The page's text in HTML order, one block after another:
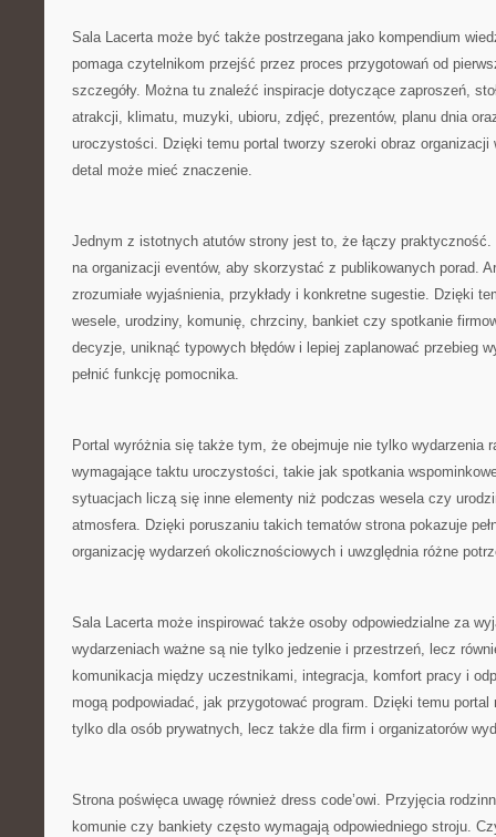
Sala Lacerta może być także postrzegana jako kompendium
pomaga czytelnikom przejść przez proces przygotowań od
szczegóły. Można tu znaleźć inspiracje dotyczące zaproszeń,
atrakcji, klimatu, muzyki, ubioru, zdjęć, prezentów, planu dnia
uroczystości. Dzięki temu portal tworzy szeroki obraz
detal może mieć znaczenie.
Jednym z istotnych atutów strony jest to, że łączy
na organizacji eventów, aby skorzystać z publikowanych porad.
zrozumiałe wyjaśnienia, przykłady i konkretne sugestie. Dzięki
wesele, urodziny, komunię, chrzciny, bankiet czy spotkanie
decyzje, uniknąć typowych błędów i lepiej zaplanować przebieg
pełnić funkcję pomocnika.
Portal wyróżnia się także tym, że obejmuje nie tylko wydarzenia
wymagające taktu uroczystości, takie jak spotkania
sytuacjach liczą się inne elementy niż podczas wesela czy
atmosfera. Dzięki poruszaniu takich tematów strona pokazuje
organizację wydarzeń okolicznościowych i uwzględnia różne
Sala Lacerta może inspirować także osoby odpowiedzialne za
wydarzeniach ważne są nie tylko jedzenie i przestrzeń, lecz
komunikacja między uczestnikami, integracja, komfort pracy i
mogą podpowiadać, jak przygotować program. Dzięki temu
tylko dla osób prywatnych, lecz także dla firm i organizatorów
Strona poświęca uwagę również dress code’owi. Przyjęcia
komunie czy bankiety często wymagają odpowiedniego stroju.